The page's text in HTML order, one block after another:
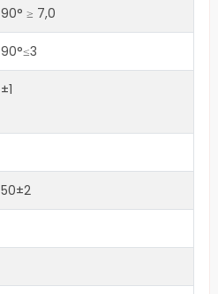
90° ≥ 7,0
90°≤3
±1
50±2